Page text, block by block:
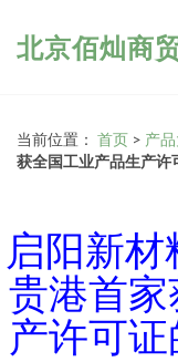
北京佰灿商
当前位置： 首页 > 产
获全国工业产品生产许
启阳新
贵港首
产许可